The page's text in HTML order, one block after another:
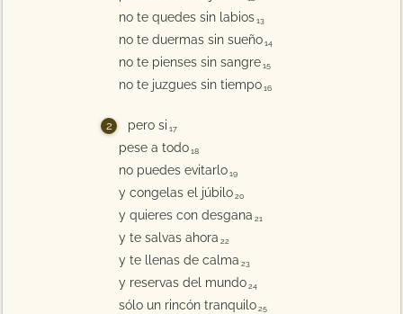
no te quedes sin labios 13
no te duermas sin sueño 14
no te pienses sin sangre 15
no te juzgues sin tiempo 16
pero si 17
pese a todo 18
no puedes evitarlo 19
y congelas el júbilo 20
y quieres con desgana 21
y te salvas ahora 22
y te llenas de calma 23
y reservas del mundo 24
sólo un rincón tranquilo 25